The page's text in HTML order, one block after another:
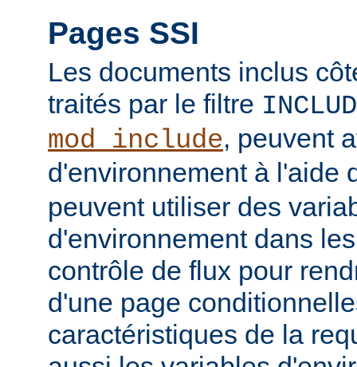
Pages SSI
Les documents inclus
traités par le filtre
mod_include, peuvent
d'environnement à l'aide
peuvent utiliser des
d'environnement dans
contrôle de flux pour
d'une page
caractéristiques de la